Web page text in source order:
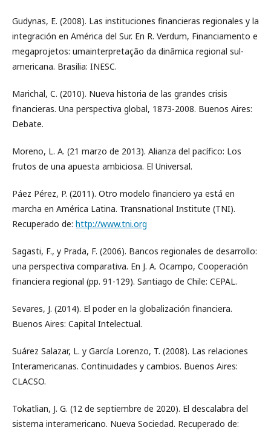
Gudynas, E. (2008). Las instituciones financieras regionales y la
integración en América del Sur. En R. Verdum, Financiamento e
megaprojetos: umainterpretação da dinâmica regional sul-
americana. Brasilia: INESC.
Marichal, C. (2010). Nueva historia de las grandes crisis
financieras. Una perspectiva global, 1873-2008. Buenos Aires:
Debate.
Moreno, L. A. (21 marzo de 2013). Alianza del pacífico: Los
frutos de una apuesta ambiciosa. El Universal.
Páez Pérez, P. (2011). Otro modelo financiero ya está en
marcha en América Latina. Transnational Institute (TNI).
Recuperado de: http://www.tni.org
Sagasti, F., y Prada, F. (2006). Bancos regionales de desarrollo:
una perspectiva comparativa. En J. A. Ocampo, Cooperación
financiera regional (pp. 91-129). Santiago de Chile: CEPAL.
Sevares, J. (2014). El poder en la globalización financiera.
Buenos Aires: Capital Intelectual.
Suárez Salazar, L. y García Lorenzo, T. (2008). Las relaciones
Interamericanas. Continuidades y cambios. Buenos Aires:
CLACSO.
Tokatlian, J. G. (12 de septiembre de 2020). El descalabra del
sistema interamericano. Nueva Sociedad. Recuperado de: